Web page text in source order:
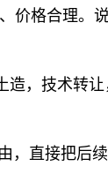
价格合理。
，技术转让
，直接把后